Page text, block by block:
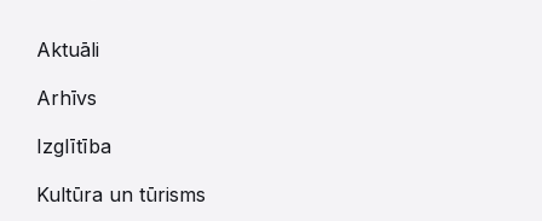
Aktuāli
Arhīvs
Izglītība
Kultūra un tūrisms